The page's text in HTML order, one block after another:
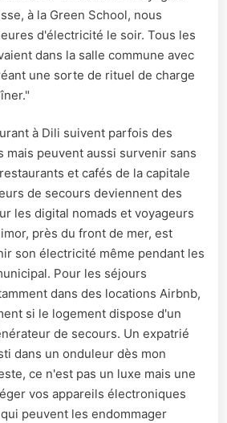
à la Green School, nous
d'électricité le soir. Tous les
dans la salle commune avec
une sorte de rituel de charge
à Dili suivent parfois des
mais peuvent aussi survenir sans
et cafés de la capitale
de secours deviennent des
les digital nomads et voyageurs
près du front de mer, est
son électricité même pendant les
Pour les séjours
dans des locations Airbnb,
si le logement dispose d'un
de secours. Un expatrié
dans un onduleur dès mon
ce n'est pas un luxe mais une
vos appareils électroniques
peuvent les endommager